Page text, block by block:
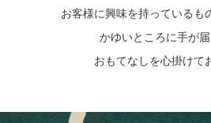
お客様に興味を持っているも
かゆいところに手が
おもてなしを心掛けて